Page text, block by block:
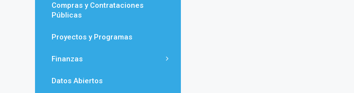
Compras y Contrataciones
Públicas
Proyectos y Programas
Finanzas
Datos Abiertos